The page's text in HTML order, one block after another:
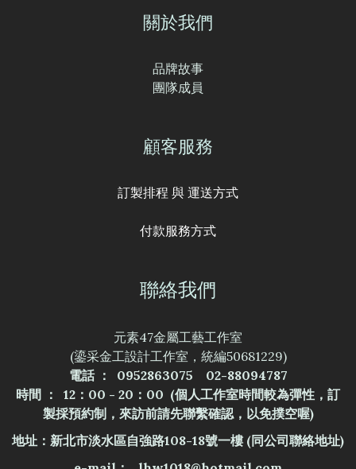
關於我們
品牌故事
團隊成員
顧客服務
訂製排程 與 運送方式
付款服務方式
聯絡我們
元素47金屬工藝工作室
(鎏采金工設計工作室，統編50681229)
電話 ： 0952863075 02-88094787
時間 ： 12：00 - 20：00 (個人工作室時間較為彈性，訂
製採預約制，來訪前請先聯繫確認，以免撲空喔)
地址：新北市淡水區自強路108-18號一樓 (同公司聯絡地址)